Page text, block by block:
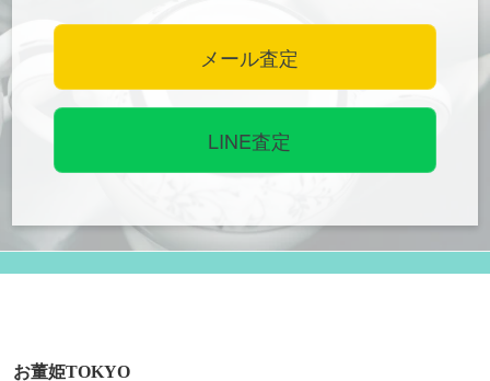
メール査定
LINE査定
お董姫TOKYO